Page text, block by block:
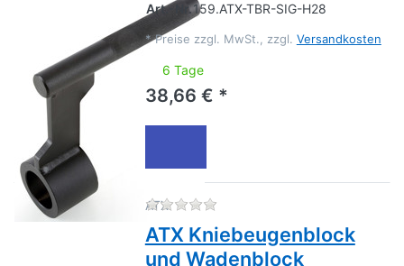
Art.-Nr.159.ATX-TBR-SIG-H28
* Preise zzgl. MwSt., zzgl. Versandkosten
6 Tage
38,66 € *
ATX Zu diesem Produkt liegen
ATX Kniebeugenblock
und Wadenblock